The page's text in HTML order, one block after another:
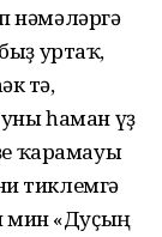
нәмәләргә
уртаҡ,
тә,
һаман үҙ
ҡарамауы
тиклемгә
мин «Дуҫың